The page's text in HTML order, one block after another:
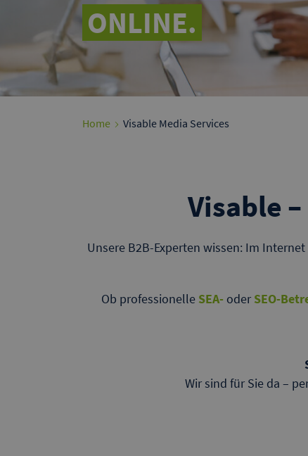
ONLINE.
Home Visable Media Services
Visable
Unsere B2B-Experten wissen: Im
Ob professionelle SEA-oder SEO-
Wir sind für Sie da –